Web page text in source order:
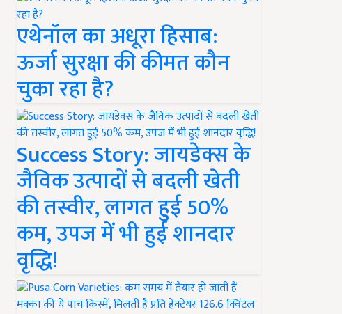
एथेनॉल का अधूरा हिसाब:
ऊर्जा सुरक्षा की कीमत कौन
चुका रहा है?
Success Story: जायडेक्स के
जैविक उत्पादों से बदली खेती
की तस्वीर, लागत हुई 50%
कम, उपज में भी हुई शानदार
वृद्धि!